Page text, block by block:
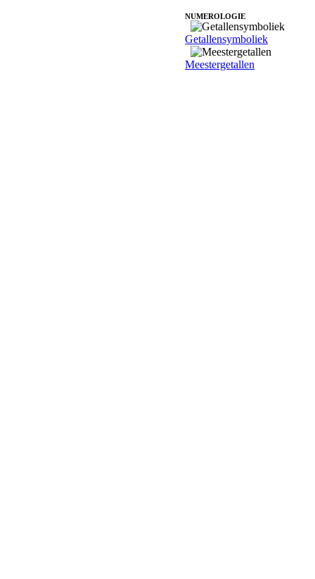
NUMEROLOGIE
Getallensymboliek
Meestergetallen